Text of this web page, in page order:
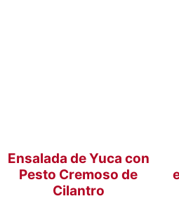
Ensalada de Yuca con
Pesto Cremoso de
Cilantro